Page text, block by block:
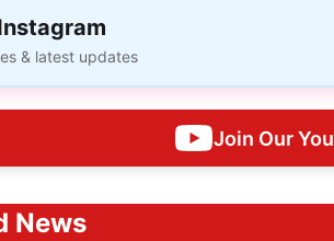
& latest updates
Join Our
News